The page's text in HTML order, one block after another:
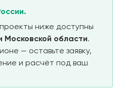
ниже доступны
Московской области.
— оставьте заявку,
и расчёт под ваш